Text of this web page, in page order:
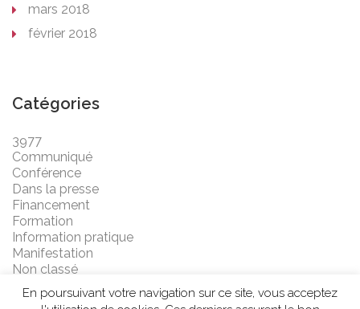
mars 2018
février 2018
Catégories
3977
Communiqué
Conférence
Dans la presse
Financement
Formation
Information pratique
Manifestation
Non classé
En poursuivant votre navigation sur ce site, vous acceptez